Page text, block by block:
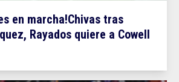
en marcha!Chivas tras
Rayados quiere a Cowell